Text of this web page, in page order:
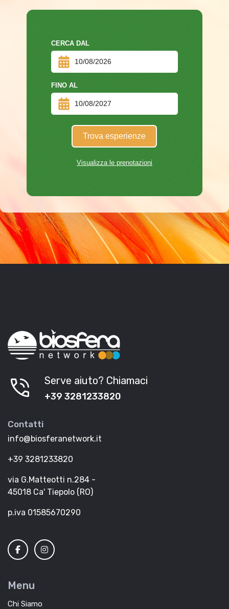
CERCA DAL
FINO AL
Trova esperienze
Visualizza le prenotazioni
phone_in_talk Serve aiuto? Chiamaci
+39 3281233820
Contatti
info@biosferanetwork.it
+39 3281233820
via G.Matteotti n.284 -
45018 Ca' Tiepolo (RO)
p.iva 01585670290
Menu
Chi Siamo